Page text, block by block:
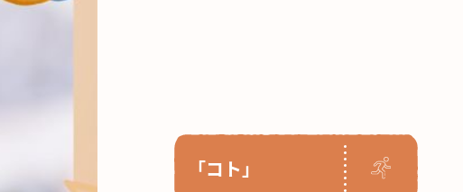
「コト」